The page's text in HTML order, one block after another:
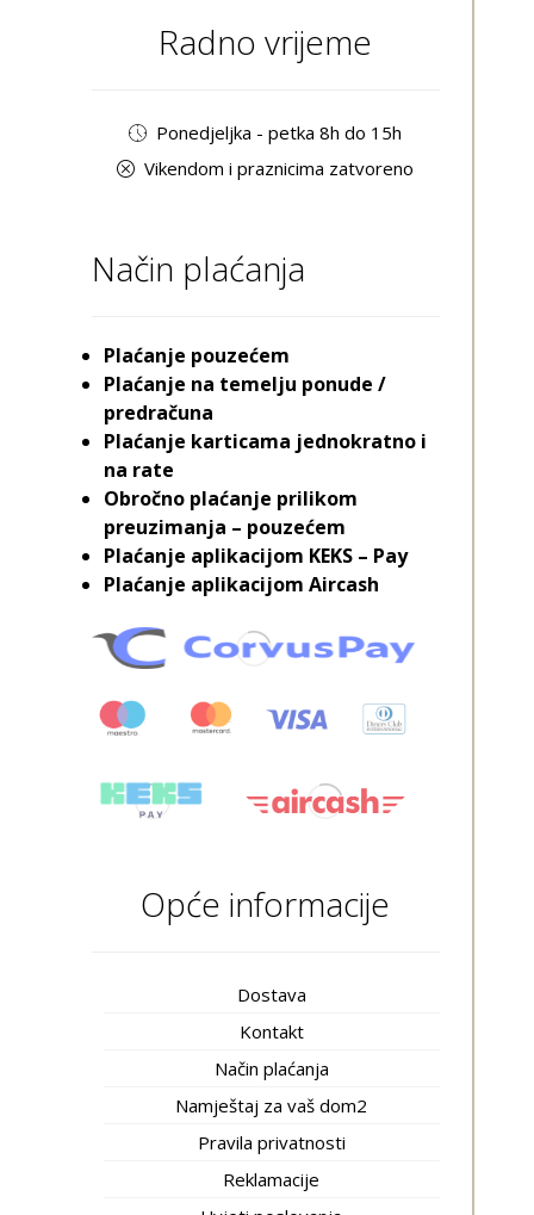
Radno vrijeme
Ponedjeljka - petka 8h do 15h
Vikendom i praznicima zatvoreno
Način plaćanja
Plaćanje pouzećem
Plaćanje na temelju ponude /
predračuna
Plaćanje karticama jednokratno i
na rate
Obročno plaćanje prilikom
preuzimanja – pouzećem
Plaćanje aplikacijom KEKS – Pay
Plaćanje aplikacijom Aircash
Opće informacije
Dostava
Kontakt
Način plaćanja
Namještaj za vaš dom2
Pravila privatnosti
Reklamacije